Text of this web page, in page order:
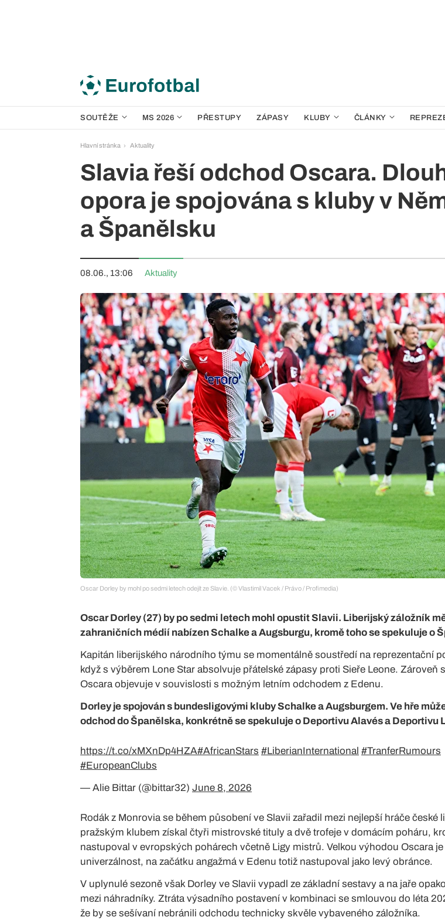
SOUTĚŽE MS 2026 PŘESTUPY ZÁPASY KLUBY ČLÁNKY
Hlavní stránka Aktuality
Slavia řeší odchod Oscara.
opora je spojována s kluby v
a Španělsku
08.06., 13:06 Aktuality
Oscar Dorley by mohl po sedmi letech odejít ze Slavie. (© Vlastimil Vacek / Právo / Profimedia)
Oscar Dorley (27) by po sedmi letech mohl opustit Slavii. Liberijský záložník
zahraničních médií nabízen Schalke a Augsburgu, kromě toho se spekuluje o
Kapitán liberijského národního týmu se momentálně soustředí na reprezentační
když s výběrem Lone Star absolvuje přátelské zápasy proti Sieře Leone. Zároveň
Oscara objevuje v souvislosti s možným letním odchodem z Edenu.
Dorley je spojován s bundesligovými kluby Schalke a Augsburgem. Ve hře
odchod do Španělska, konkrétně se spekuluje o Deportivu Alavés a Deportivu
https://t.co/xMXnDp4HZA#AfricanStars #LiberianInternational #TranferRumours
#EuropeanClubs
— Alie Bittar (@bittar32) June 8, 2026
Rodák z Monrovia se během působení ve Slavii zařadil mezi nejlepší hráče české
pražským klubem získal čtyři mistrovské tituly a dvě trofeje v domácím poháru,
nastupoval v evropských pohárech včetně Ligy mistrů. Velkou výhodou Oscara je
univerzálnost, na začátku angažmá v Edenu totiž nastupoval jako levý obránce.
V uplynulé sezoně však Dorley ve Slavii vypadl ze základní sestavy a na jaře
mezi náhradníky. Ztráta výsadního postavení v kombinaci se smlouvou do léta
že by se sešívaní nebránili odchodu technicky skvěle vybaveného záložníka.